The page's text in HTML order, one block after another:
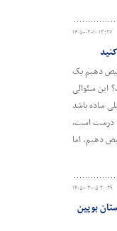
۱۴۰۵-۰۳-۱۰ ۱۳:۲۷
دهیم یک
این سئوالی
ساده باشد
درست است،
دهیم. اما
۱۴۰۵-۰۳-۰۵ ۲۰:۲۹
بویین